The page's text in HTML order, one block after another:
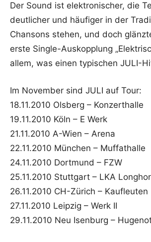
Der Sound ist elektronischer, die
deutlicher und häufiger in der
Chansons stehen, und doch
erste Single-Auskopplung
allem, was einen typischen JULI-
Im November sind JULI auf Tour:
18.11.2010 Olsberg – Konzerthalle
19.11.2010 Köln – E Werk
21.11.2010 A-Wien – Arena
22.11.2010 München – Muffathalle
24.11.2010 Dortmund – FZW
25.11.2010 Stuttgart – LKA
26.11.2010 CH-Zürich – Kaufleuten
27.11.2010 Leipzig – Werk II
29.11.2010 Neu Isenburg –